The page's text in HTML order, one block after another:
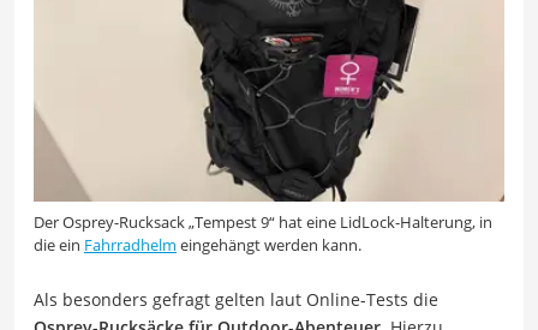
Der Osprey-Rucksack „Tempest 9“ hat eine LidLock-Halterung, in
die ein Fahrradhelm eingehängt werden kann.
Als besonders gefragt gelten laut Online-Tests die